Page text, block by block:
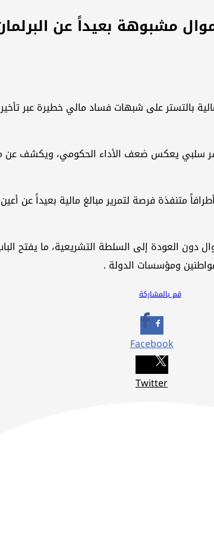
مشبوهة بعيداً عن
سلبي يعكس ضعف الأداء الحكومي، ويكشف
متنفذة فرصة لتمرير مبالغ مالية بعيداً عن
العودة إلى السلطة التشريعية، ما يفتح
ومؤسسات الدولة .
قم بالمشاركة
Facebook
Twitter